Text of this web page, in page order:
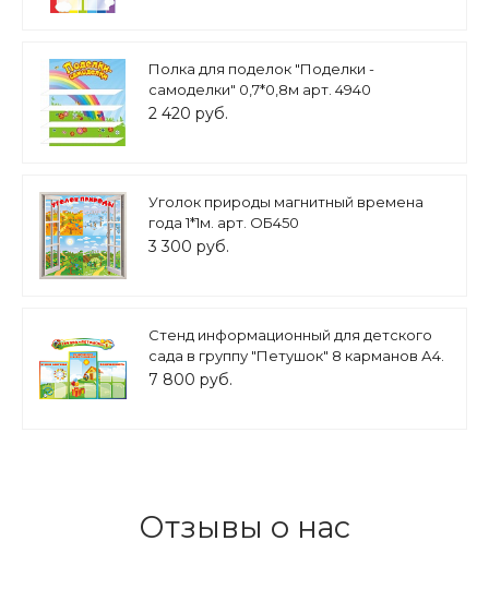
Полка для поделок "Поделки -
самоделки" 0,7*0,8м арт. 4940
2 420 руб.
Уголок природы магнитный времена
года 1*1м. арт. ОБ450
3 300 руб.
Стенд информационный для детского
сада в группу "Петушок" 8 карманов А4.
арт. ДС553
7 800 руб.
Отзывы о нас